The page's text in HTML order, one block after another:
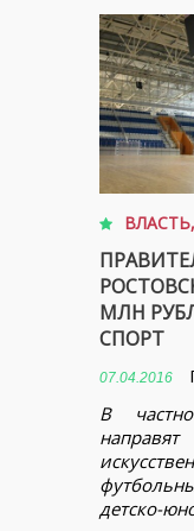
ВЛАСТЬ
МЛН
СПОРТ
07.04.2016
В
детско-